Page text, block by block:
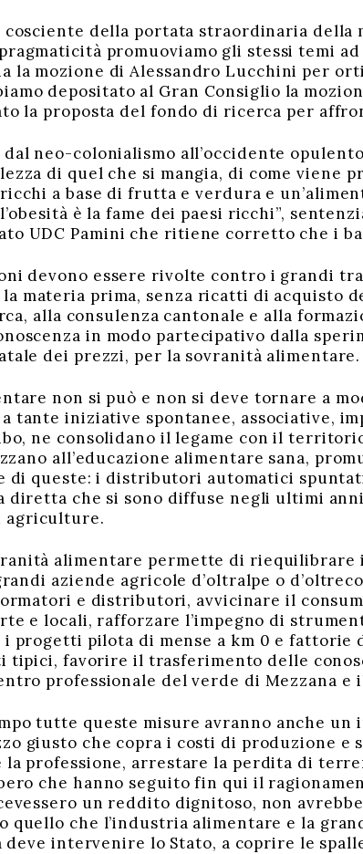
della portata straordinaria della
promuoviamo gli stessi temi
la mozione di Alessandro Lucchini per
depositato al Gran Consiglio la
la proposta del fondo di ricerca per
neo-colonialismo all’occidente
di quel che si mangia, di come viene
a base di frutta e verdura e
è la fame dei paesi ricchi”,
UDC Pamini che ritiene corretto che i
devono essere rivolte contro i grandi
materia prima, senza ricatti di acquisto
alla consulenza cantonale e alla
in modo partecipativo dalla
dei prezzi, per la sovranità alimentare.
non si può e non si deve tornare a
tante iniziative spontanee, associative,
ne consolidano il legame con il
all’educazione alimentare sana,
di queste: i distributori automatici
diretta che si sono diffuse negli ultimi
agriculture.
alimentare permette di
aziende agricole d’oltralpe o
e distributori, avvicinare il
e locali, rafforzare l’impegno di
i progetti pilota di mense a km 0 e
favorire il trasferimento delle
professionale del verde di Mezzana e
tutte queste misure avranno anche
giusto che copra i costi di produzione e
professione, arrestare la perdita di
che hanno seguito fin qui il
un reddito dignitoso, non
quello che l’industria alimentare e la
deve intervenire lo Stato, a coprire le